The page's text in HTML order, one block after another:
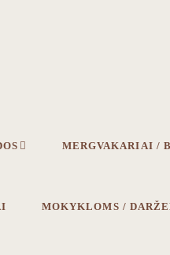
MERGVAKARIAI /
MOKYKLOMS /